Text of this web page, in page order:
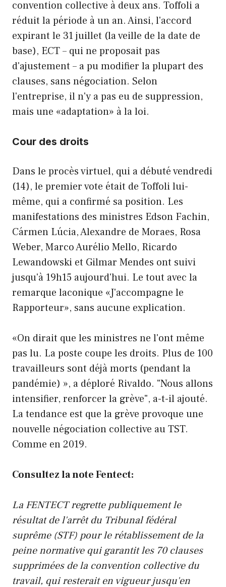
convention collective à deux ans. Toffoli a
réduit la période à un an. Ainsi, l'accord
expirant le 31 juillet (la veille de la date de
base), ECT – qui ne proposait pas
d'ajustement – a pu modifier la plupart des
clauses, sans négociation. Selon
l'entreprise, il n'y a pas eu de suppression,
mais une «adaptation» à la loi.
Cour des droits
Dans le procès virtuel, qui a débuté vendredi
(14), le premier vote était de Toffoli lui-
même, qui a confirmé sa position. Les
manifestations des ministres Edson Fachin,
Cármen Lúcia, Alexandre de Moraes, Rosa
Weber, Marco Aurélio Mello, Ricardo
Lewandowski et Gilmar Mendes ont suivi
jusqu'à 19h15 aujourd'hui. Le tout avec la
remarque laconique «J'accompagne le
Rapporteur», sans aucune explication.
«On dirait que les ministres ne l'ont même
pas lu. La poste coupe les droits. Plus de 100
travailleurs sont déjà morts (pendant la
pandémie) », a déploré Rivaldo. "Nous allons
intensifier, renforcer la grève", a-t-il ajouté.
La tendance est que la grève provoque une
nouvelle négociation collective au TST.
Comme en 2019.
Consultez la note Fentect:
La FENTECT regrette publiquement le
résultat de l'arrêt du Tribunal fédéral
suprême (STF) pour le rétablissement de la
peine normative qui garantit les 70 clauses
supprimées de la convention collective du
travail, qui resterait en vigueur jusqu'en